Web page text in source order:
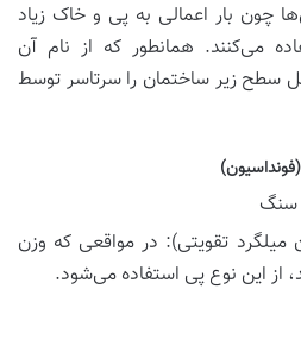
چون بار اعمالی به پی و خاک زیاد
می‌کنند. همانطور که از نام آن
زیر ساختمان را سرتاسر توسط
سنگ
میلگرد تقویتی): در مواقعی که وزن
از این نوع پی استفاده می‌شود.